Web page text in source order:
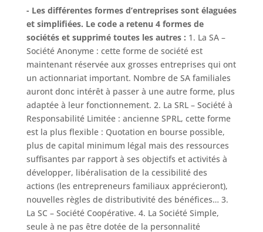
- Les différentes formes d’entreprises sont élaguées
et simplifiées. Le code a retenu 4 formes de
sociétés et supprimé toutes les autres : 1. La SA –
Société Anonyme : cette forme de société est
maintenant réservée aux grosses entreprises qui ont
un actionnariat important. Nombre de SA familiales
auront donc intérêt à passer à une autre forme, plus
adaptée à leur fonctionnement. 2. La SRL – Société à
Responsabilité Limitée : ancienne SPRL, cette forme
est la plus flexible : Quotation en bourse possible,
plus de capital minimum légal mais des ressources
suffisantes par rapport à ses objectifs et activités à
développer, libéralisation de la cessibilité des
actions (les entrepreneurs familiaux apprécieront),
nouvelles règles de distributivité des bénéfices… 3.
La SC – Société Coopérative. 4. La Société Simple,
seule à ne pas être dotée de la personnalité